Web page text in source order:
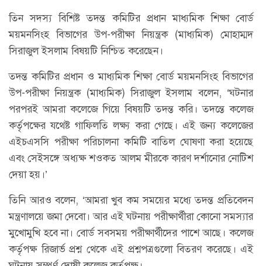
তিন সদস্য বিশিষ্ট তদন্ত কমিটির প্রধান মাধ্যমিক শিক্ষা বোর্ড
ময়মনসিংহ বিভাগের উপ-পরীক্ষা নিয়ন্ত্রক (মাধ্যমিক) মোহাম্মদ
সিরাজুল ইসলাম বিষয়টি নিশ্চিত করেছেন।
তদন্ত কমিটির প্রধান ও মাধ্যমিক শিক্ষা বোর্ড ময়মনসিংহ বিভাগের
উপ-পরীক্ষা নিয়ন্ত্রক (মাধ্যমিক) সিরাজুল ইসলাম বলেন, ‘ঘটনার
পরপরই আমরা কলেজে গিয়ে বিষয়টি তদন্ত করি। তদন্তে কলেজ
কর্তৃপক্ষের যথেষ্ট গাফিলতি লক্ষ্য করা গেছে। এই জন্য কলেজের
এইচএসসি পরীক্ষা পরিচালনা কমিটি বাতিল ঘোষণা করা হয়েছে
এবং সেইসঙ্গে অধ্যক্ষ শওকত আলম মীরকে কারণ দর্শানোর নোটিশ
দেয়া হয়।’
তিনি আরও বলেন, ‘আমরা খুব কম সময়ের মধ্যে তদন্ত প্রতিবেদন
মন্ত্রণালয়ে জমা দেবো। আর এই ঘটনায় পরীক্ষার্থীরা কোনো সমস্যার
মুখোমুখি হবে না। বোর্ড সবসময় পরীক্ষার্থীদের পাশে আছে। কলেজ
কর্তৃপক্ষ রিজার্ভ প্রশ্ন থেকে এই প্রশ্নপত্রগুলো বিতরণ করেছে। এই